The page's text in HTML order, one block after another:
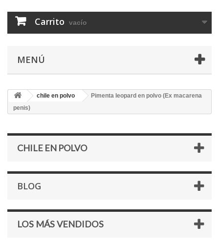
Carrito vacío
MENÚ
chile en polvo
Pimenta leopard en polvo (Ex macarena
penis)
CHILE EN POLVO
BLOG
LOS MÁS VENDIDOS